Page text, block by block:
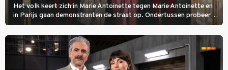
Het volk keert zich in Marie Antoinette tegen Marie Antoinette en
in Parijs gaan demonstranten de straat op. Ondertussen probeert
Marie Antoinette landgoed Saint-Cloud te kopen. Ze wil daar haar
kinderen veilig laten opgroeien.